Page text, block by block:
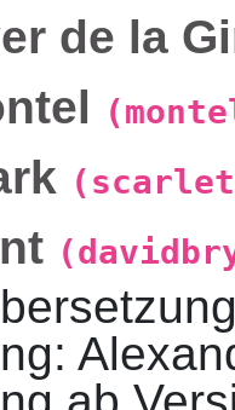
de la
: